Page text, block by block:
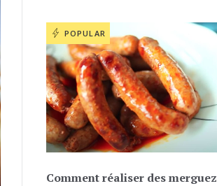
POPULAR
Comment réaliser des merguez